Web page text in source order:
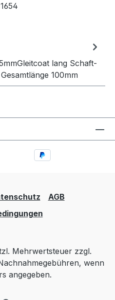
lang Schaft-
100mm
AGB
Mehrwertsteuer zzgl.
wenn
angegeben.